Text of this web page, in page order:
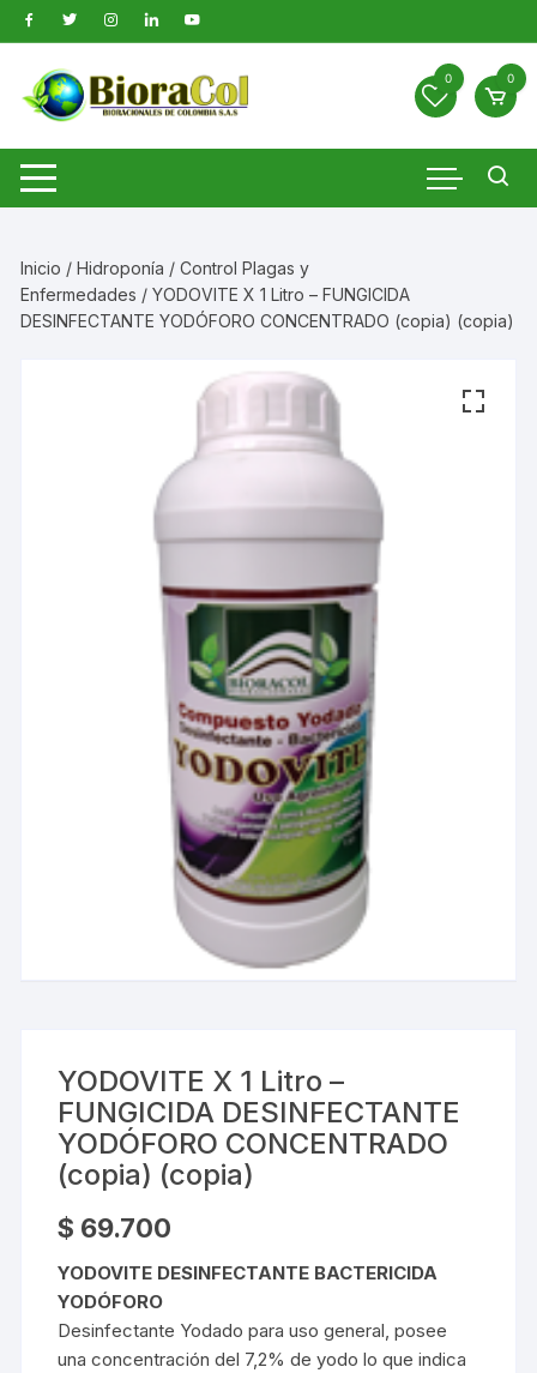
Saltar
al
contenido
0 0
Inicio /Hidroponía /Control Plagas y
Enfermedades / YODOVITE X 1 Litro – FUNGICIDA
DESINFECTANTE YODÓFORO CONCENTRADO (copia) (copia)
YODOVITE X 1 Litro –
FUNGICIDA DESINFECTANTE
YODÓFORO CONCENTRADO
(copia) (copia)
$ 69.700
YODOVITE DESINFECTANTE BACTERICIDA
YODÓFORO
Desinfectante Yodado para uso general, posee
una concentración del 7,2% de yodo lo que indica